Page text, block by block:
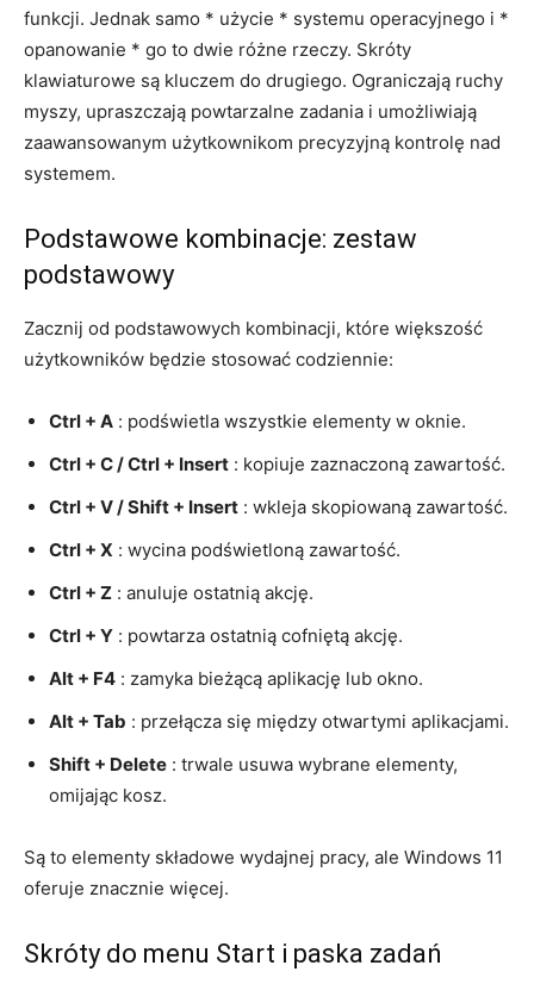
funkcji. Jednak samo * użycie * systemu operacyjnego i *
opanowanie * go to dwie różne rzeczy. Skróty
klawiaturowe są kluczem do drugiego. Ograniczają ruchy
myszy, upraszczają powtarzalne zadania i umożliwiają
zaawansowanym użytkownikom precyzyjną kontrolę nad
systemem.
Podstawowe kombinacje: zestaw
podstawowy
Zacznij od podstawowych kombinacji, które większość
użytkowników będzie stosować codziennie:
Ctrl + A : podświetla wszystkie elementy w oknie.
Ctrl + C / Ctrl + Insert : kopiuje zaznaczoną zawartość.
Ctrl + V / Shift + Insert : wkleja skopiowaną zawartość.
Ctrl + X : wycina podświetloną zawartość.
Ctrl + Z : anuluje ostatnią akcję.
Ctrl + Y : powtarza ostatnią cofniętą akcję.
Alt + F4 : zamyka bieżącą aplikację lub okno.
Alt + Tab : przełącza się między otwartymi aplikacjami.
Shift + Delete : trwale usuwa wybrane elementy,
omijając kosz.
Są to elementy składowe wydajnej pracy, ale Windows 11
oferuje znacznie więcej.
Skróty do menu Start i paska zadań